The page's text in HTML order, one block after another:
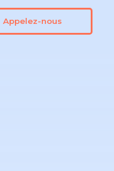
Appelez-nous